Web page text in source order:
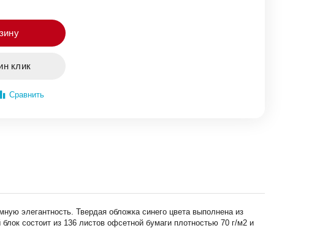
клик
Сравнить
элегантность. Твердая обложка синего цвета выполнена из
состоит из 136 листов офсетной бумаги плотностью 70 г/м2 и